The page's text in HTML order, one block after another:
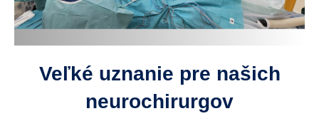
Veľké uznanie pre našich
neurochirurgov